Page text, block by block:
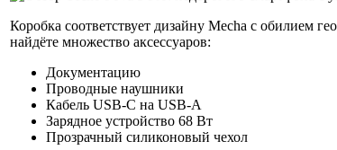
Коробка соответствует дизайну Mecha с обилием
найдёте множество аксессуаров:
Документацию
Проводные наушники
Кабель USB-C на USB-A
Зарядное устройство 68 Вт
Прозрачный силиконовый чехол